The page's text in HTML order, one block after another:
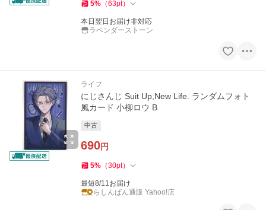
5% （63pt）
本日翌日お届け非対応
ラベンダーストーン
ライフ
にじさんじ Suit Up,New Life. ランダムフォト
風カード 小柳ロウ B
中古
690円
5% （30pt）
最短8/11お届け
らしんばん通販 Yahoo!店